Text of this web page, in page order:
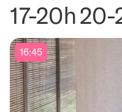
17-20h20-
16:45